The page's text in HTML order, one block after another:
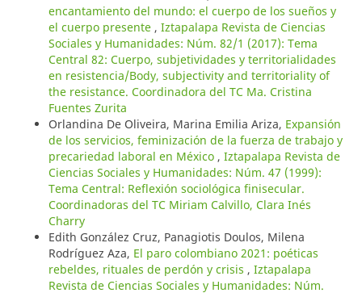
encantamiento del mundo: el cuerpo de los sueños y
el cuerpo presente , Iztapalapa Revista de Ciencias
Sociales y Humanidades: Núm. 82/1 (2017): Tema
Central 82: Cuerpo, subjetividades y territorialidades
en resistencia/Body, subjectivity and territoriality of
the resistance. Coordinadora del TC Ma. Cristina
Fuentes Zurita
Orlandina De Oliveira, Marina Emilia Ariza, Expansión
de los servicios, feminización de la fuerza de trabajo y
precariedad laboral en México , Iztapalapa Revista de
Ciencias Sociales y Humanidades: Núm. 47 (1999):
Tema Central: Reflexión sociológica finisecular.
Coordinadoras del TC Miriam Calvillo, Clara Inés
Charry
Edith González Cruz, Panagiotis Doulos, Milena
Rodríguez Aza, El paro colombiano 2021: poéticas
rebeldes, rituales de perdón y crisis , Iztapalapa
Revista de Ciencias Sociales y Humanidades: Núm.